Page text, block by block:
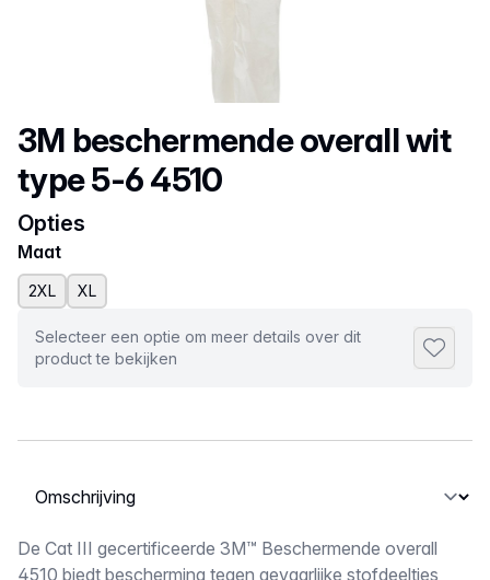
Productnaam
3M beschermende overall wit
type 5-6 4510
Opties
Maat
2XL XL
Selecteer een optie om meer details over dit
product te bekijken
Selecteer een tabblad
Omschrijving
De Cat III gecertificeerde 3M™ Beschermende overall
4510 biedt bescherming tegen gevaarlijke stofdeeltjes